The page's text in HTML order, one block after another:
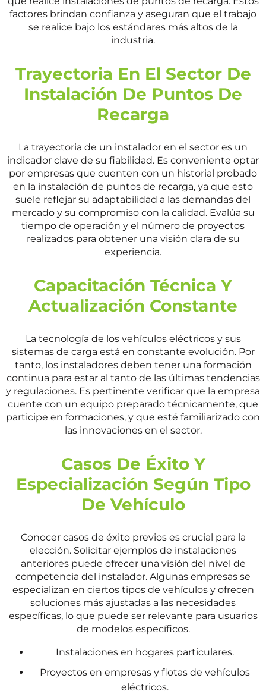
factores brindan confianza y aseguran que el trabajo
se realice bajo los estándares más altos de la
industria.
Trayectoria En El Sector De
Instalación De Puntos De
Recarga
La trayectoria de un instalador en el sector es un
indicador clave de su fiabilidad. Es conveniente optar
por empresas que cuenten con un historial probado
en la instalación de puntos de recarga, ya que esto
suele reflejar su adaptabilidad a las demandas del
mercado y su compromiso con la calidad. Evalúa su
tiempo de operación y el número de proyectos
realizados para obtener una visión clara de su
experiencia.
Capacitación Técnica Y
Actualización Constante
La tecnología de los vehículos eléctricos y sus
sistemas de carga está en constante evolución. Por
tanto, los instaladores deben tener una formación
continua para estar al tanto de las últimas tendencias
y regulaciones. Es pertinente verificar que la empresa
cuente con un equipo preparado técnicamente, que
participe en formaciones, y que esté familiarizado con
las innovaciones en el sector.
Casos De Éxito Y
Especialización Según Tipo
De Vehículo
Conocer casos de éxito previos es crucial para la
elección. Solicitar ejemplos de instalaciones
anteriores puede ofrecer una visión del nivel de
competencia del instalador. Algunas empresas se
especializan en ciertos tipos de vehículos y ofrecen
soluciones más ajustadas a las necesidades
específicas, lo que puede ser relevante para usuarios
de modelos específicos.
Instalaciones en hogares particulares.
Proyectos en empresas y flotas de vehículos
eléctricos.